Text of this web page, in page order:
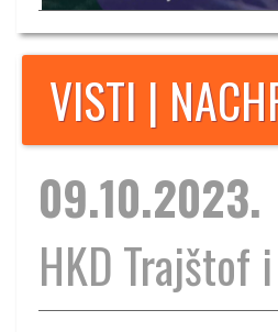
VISTI |
09.10.2023.
HKD Trajštof